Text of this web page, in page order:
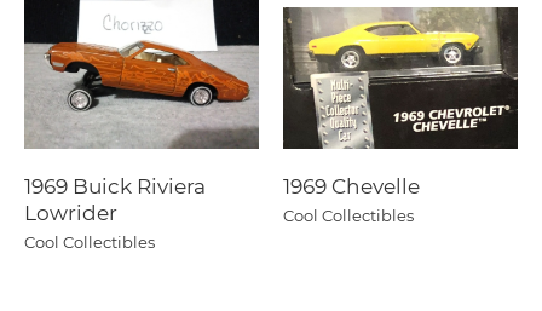
1969 Buick Riviera
Lowrider
Cool Collectibles
1969 Chevelle
Cool Collectibles